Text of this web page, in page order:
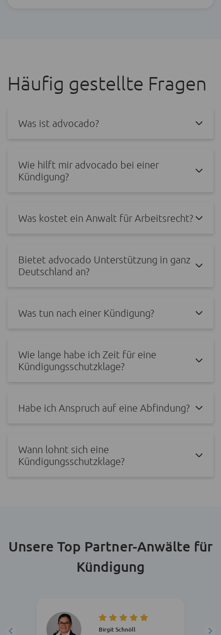
Häufig gestellte Fragen
Was ist advocado?
Wie hilft mir advocado bei einer
Kündigung?
Was kostet ein Anwalt für Arbeitsrecht?
Bietet advocado Unterstützung in ganz
Deutschland an?
Was tun nach einer Kündigung?
Wie lange habe ich Zeit für eine
Kündigungsschutzklage?
Habe ich Anspruch auf eine Abfindung?
Wann lohnt sich eine
Kündigungsschutzklage?
Unsere Top Partner-Anwälte für
Kündigung
Birgit Schnöll